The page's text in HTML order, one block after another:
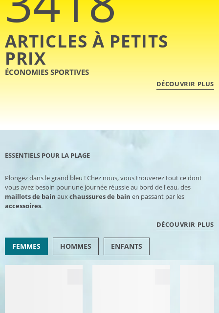
ARTICLES À PETITS
PRIX
ÉCONOMIES SPORTIVES
DÉCOUVRIR PLUS
ESSENTIELS POUR LA PLAGE
Plongez dans le grand bleu ! Chez nous, vous trouverez tout ce dont
vous avez besoin pour une journée réussie au bord de l'eau, des
maillots de bain auxchaussures de bain en passant par les
accessoires.
DÉCOUVRIR PLUS
FEMMES HOMMES ENFANTS